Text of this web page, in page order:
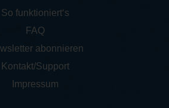
So funktioniert‘s
FAQ
abonnieren
Kontakt/Support
Impressum